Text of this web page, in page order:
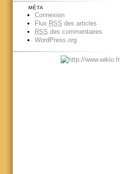
MÉTA
Connexion
Flux RSS des articles
RSS des commentaires
WordPress.org